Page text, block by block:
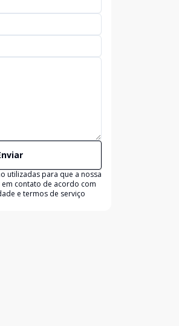
utilizadas para que a nossa
contato de acordo com
e termos de serviço